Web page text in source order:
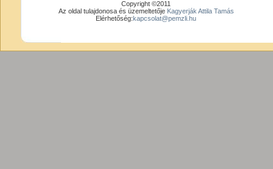
Copyright ©2011
Az oldal tulajdonosa és üzemeltetője Kagyerják Attila Tamás
Elérhetőség:kapcsolat@pemzli.hu